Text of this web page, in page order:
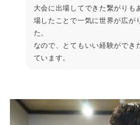
大会に出場してできた繋がりも
場したことで一気に世界が広が
た。
なので、とてもいい経験ができ
ています。